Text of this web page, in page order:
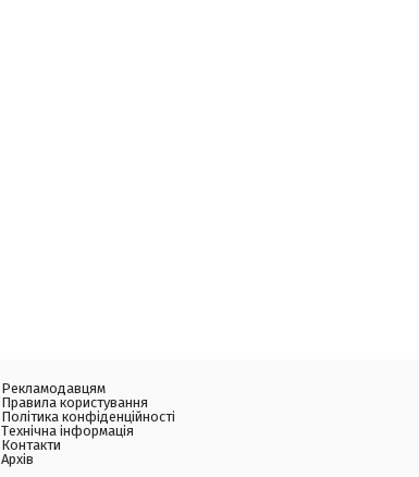
Рекламодавцям
Правила користування
Політика конфіденційності
Технічна інформація
Контакти
Архів